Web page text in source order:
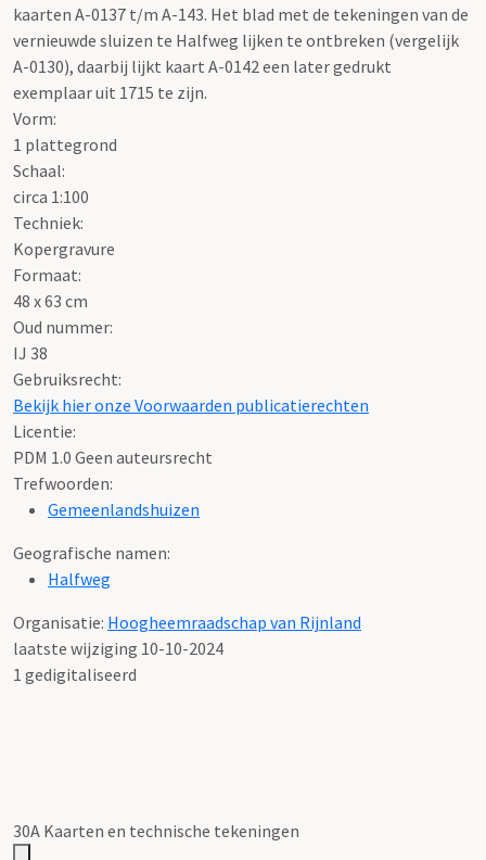
kaarten A-0137 t/m A-143. Het blad met de tekeningen van de
vernieuwde sluizen te Halfweg lijken te ontbreken (vergelijk
A-0130), daarbij lijkt kaart A-0142 een later gedrukt
exemplaar uit 1715 te zijn.
Vorm:
1 plattegrond
Schaal:
circa 1:100
Techniek:
Kopergravure
Formaat:
48 x 63 cm
Oud nummer:
IJ 38
Gebruiksrecht:
Bekijk hier onze Voorwaarden publicatierechten
Licentie:
PDM 1.0 Geen auteursrecht
Trefwoorden:
Gemeenlandshuizen
Geografische namen:
Halfweg
Organisatie: Hoogheemraadschap van Rijnland
laatste wijziging 10-10-2024
1 gedigitaliseerd
30A Kaarten en technische tekeningen